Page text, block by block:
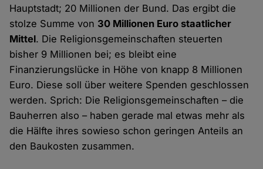
Hauptstadt; 20 Millionen der Bund. Das ergibt die
stolze Summe von 30 Millionen Euro staatlicher
Mittel. Die Religionsgemeinschaften steuerten
bisher 9 Millionen bei; es bleibt eine
Finanzierungslücke in Höhe von knapp 8 Millionen
Euro. Diese soll über weitere Spenden geschlossen
werden. Sprich: Die Religionsgemeinschaften – die
Bauherren also – haben gerade mal etwas mehr als
die Hälfte ihres sowieso schon geringen Anteils an
den Baukosten zusammen.